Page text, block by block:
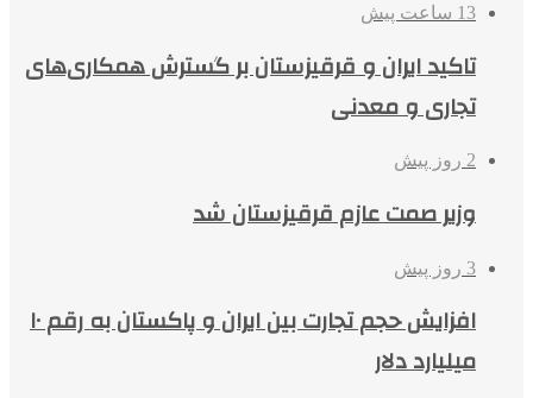
13 ساعت پیش
تاکید ایران و قرقیزستان بر گسترش همکاری‌های
تجاری و معدنی
2 روز پیش
وزیر صمت عازم قرقیزستان شد
3 روز پیش
افزایش حجم تجارت بین ایران و پاکستان به رقم ۱۰
میلیارد دلار